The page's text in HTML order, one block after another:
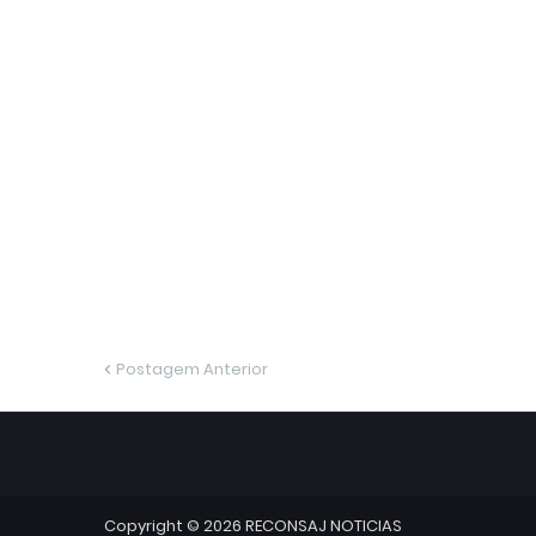
Postagem Anterior
Copyright © 2026 RECONSAJ NOTICIAS